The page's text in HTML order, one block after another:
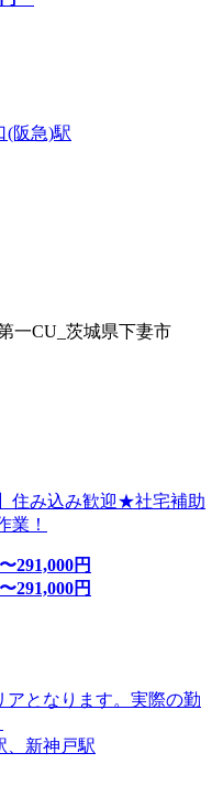
(阪急)駅
一CU_茨城県下妻市
住み込み歓迎★社宅補助
業！
291,000円
291,000円
となります。実際の勤
、新神戸駅